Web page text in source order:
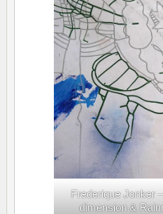
Frederique Jonker
dimension &